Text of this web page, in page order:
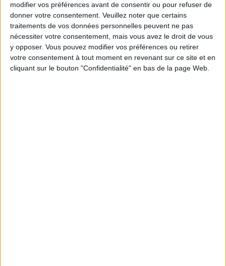
modifier vos préférences avant de consentir ou pour refuser de
donner votre consentement. Veuillez noter que certains
traitements de vos données personnelles peuvent ne pas
nécessiter votre consentement, mais vous avez le droit de vous
y opposer. Vous pouvez modifier vos préférences ou retirer
votre consentement à tout moment en revenant sur ce site et en
cliquant sur le bouton "Confidentialité" en bas de la page Web.
Combien de kilos souhaitez-vous perdre ?
Moins de
5 kilos
De 5 à 10
kilos
Plus de
10 kilos